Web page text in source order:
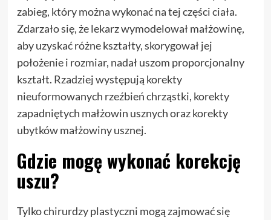
zabieg, który można wykonać na tej części ciała.
Zdarzało się, że lekarz wymodelował małżowinę,
aby uzyskać różne kształty, skorygował jej
położenie i rozmiar, nadał uszom proporcjonalny
kształt. Rzadziej występują korekty
nieuformowanych rzeźbień chrząstki, korekty
zapadniętych małżowin usznych oraz korekty
ubytków małżowiny usznej.
Gdzie mogę wykonać korekcję
uszu?
Tylko chirurdzy plastyczni mogą zajmować się